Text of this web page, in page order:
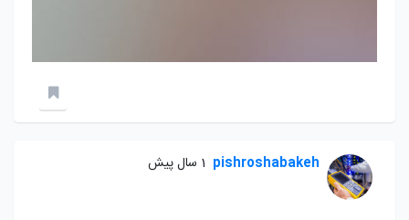
pishroshabakeh 1 سال پیش